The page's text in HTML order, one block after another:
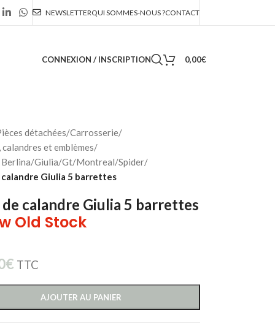
NEWSLETTERQUI SOMMES-NOUS ?CONTACT
CONNEXION / INSCRIPTION 0,00€
détachées/Carrosserie/
calandres et emblèmes/
Giulia/Gt/Montreal/Spider/
Giulia 5 barrettes
calandre Giulia 5 barrettes
Old Stock
€ TTC
AJOUTER AU PANIER